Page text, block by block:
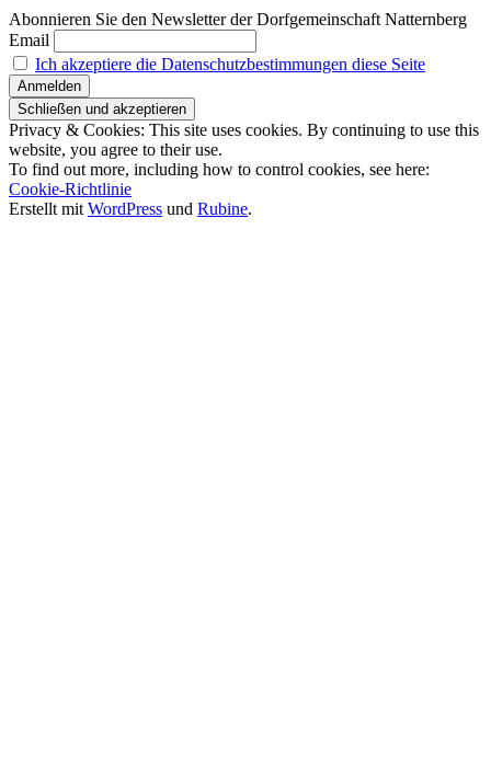
Abonnieren Sie den Newsletter der Dorfgemeinschaft Natternberg
Email
Ich akzeptiere die Datenschutzbestimmungen diese Seite
Privacy & Cookies: This site uses cookies. By continuing to use this
website, you agree to their use.
To find out more, including how to control cookies, see here:
Cookie-Richtlinie
Erstellt mit WordPress und Rubine.